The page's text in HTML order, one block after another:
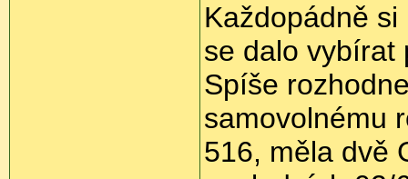
Každopádně
se dalo vybírat
Spíše
samovolnému
516, měla dvě